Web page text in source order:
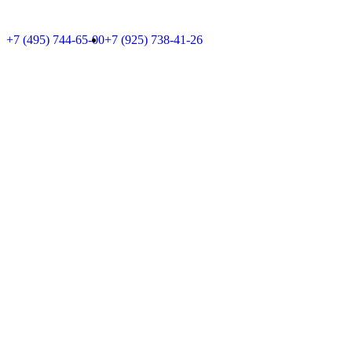
+7 (495) 744-65-00+7 (925) 738-41-26